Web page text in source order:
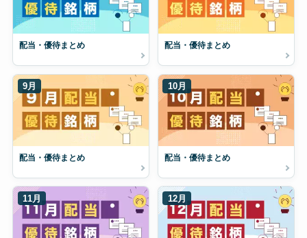
配当・優待まとめ 配当・優待まとめ
9月
配当・優待まとめ
10月
配当・優待まとめ
11月 12月